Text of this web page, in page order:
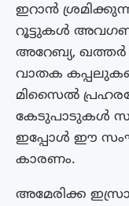
ഇറാൻ
റൂട്ടുകൾ
അറേബ്യ, ഖത്തർ
വാതക
മിസൈൽ
കേടുപാടുകൾ
ഇപ്പോൾ ഈ
കാരണം.
അമേരിക്ക